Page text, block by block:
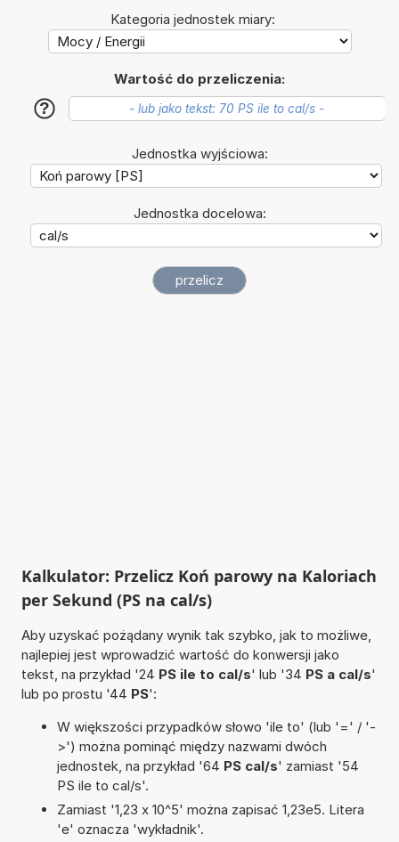
Kategoria jednostek miary:
Wartość do przeliczenia:
?
Jednostka wyjściowa:
Jednostka docelowa:
Kalkulator: Przelicz Koń parowy na Kaloriach
per Sekund (PS na cal/s)
Aby uzyskać pożądany wynik tak szybko, jak to możliwe,
najlepiej jest wprowadzić wartość do konwersji jako
tekst, na przykład '24 PS ile to cal/s' lub '34 PS a cal/s'
lub po prostu '44 PS':
W większości przypadków słowo 'ile to' (lub '=' / '-
>') można pominąć między nazwami dwóch
jednostek, na przykład '64 PS cal/s' zamiast '54
PS ile to cal/s'.
Zamiast '1,23 x 10^5' można zapisać 1,23e5. Litera
'e' oznacza 'wykładnik'.